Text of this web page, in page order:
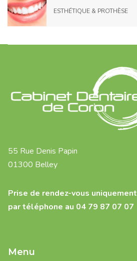
ESTHÉTIQUE & PROTHÈSE
55 Rue Denis Papin
01300 Belley
Prise de rendez-vous uniquement
par téléphone au 04 79 87 07 07
Menu